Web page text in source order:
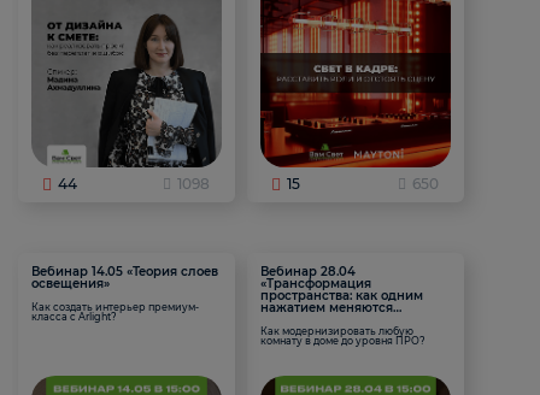
44 1098 15 650
Вебинар 14.05 «Теория слоев
освещения»
Как создать интерьер премиум-
класса с Arlight?
Вебинар 28.04
«Трансформация
пространства: как одним
нажатием меняются
Как модернизировать любую
комнату в доме до уровня ПРО?